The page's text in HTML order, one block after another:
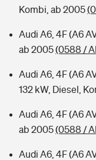
Kombi, ab 2005
Audi A6, 4F (A6
ab 2005(0588 /
Audi A6, 4F (A6
132 kW, Diesel,
Audi A6, 4F (A6
ab 2005(0588 /
Audi A6, 4F (A6